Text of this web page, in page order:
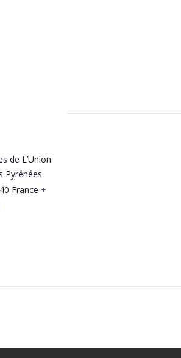
de L’Union
Pyrénées
France +